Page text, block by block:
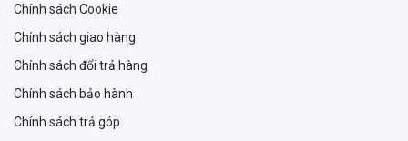
Chính sách Cookie
Chính sách giao hàng
Chính sách đổi trả hàng
Chính sách bảo hành
Chính sách trả góp